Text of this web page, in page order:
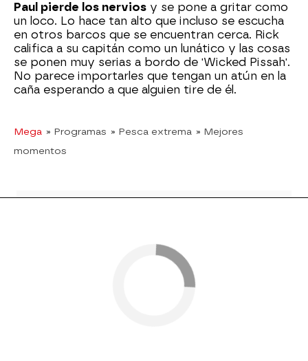
Paul pierde los nervios y se pone a gritar como
un loco. Lo hace tan alto que incluso se escucha
en otros barcos que se encuentran cerca. Rick
califica a su capitán como un lunático y las cosas
se ponen muy serias a bordo de 'Wicked Pissah'.
No parece importarles que tengan un atún en la
caña esperando a que alguien tire de él.
Mega » Programas » Pesca extrema » Mejores
momentos